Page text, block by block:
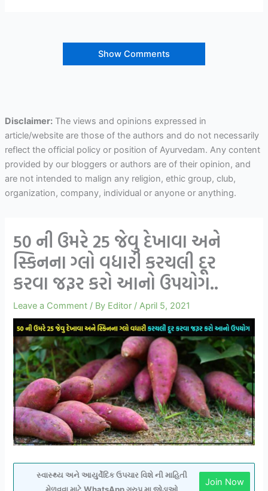
Show Comments
Disclaimer:The views and opinions expressed in
article/website are those of the authors and do not necessarily
reflect the official policy or position of Ayurvedam. Any content
provided by our bloggers or authors are of their opinion, and
are not intended to malign any religion, ethic group, club,
organization, company, individual or anyone or anything.
50 ની ઉમરે 25 જેવુ દેખાવા અને
સ્કિનના ગ્લો વધારી કરચલી દૂર
કરવા જરૂર કરો આનો ઉપયોગ..
Leave a Comment / By Editor /April 5, 2021
સ્વાસ્થ્ય અને આયુર્વેદિક ઉપચાર વિશે ની માહિતી
Join Now